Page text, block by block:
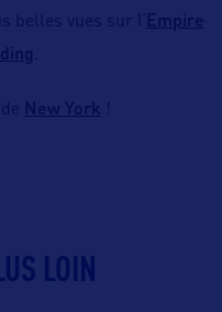
belles vues sur l’ Empire
New York
LOIN